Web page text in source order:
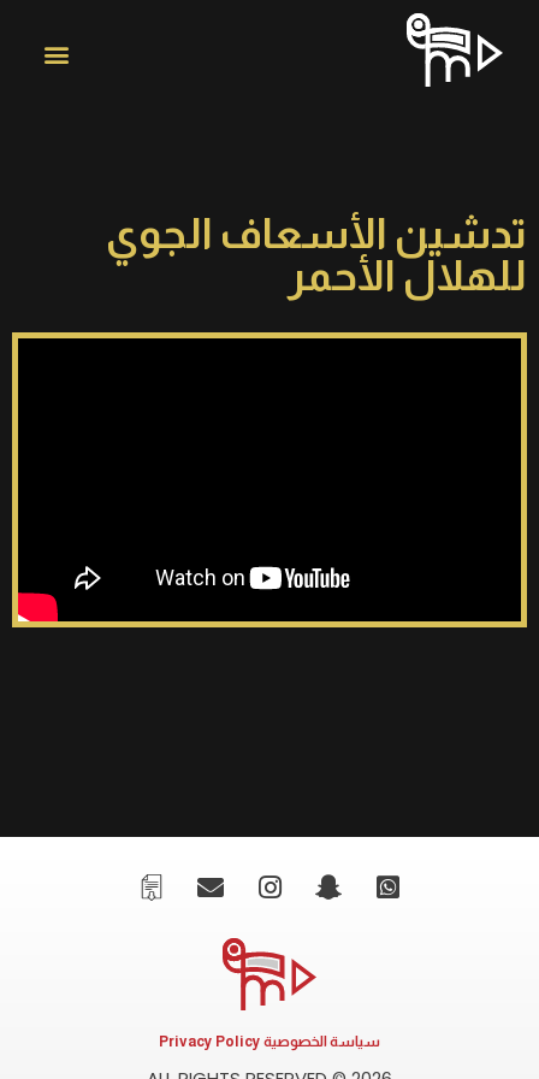
تدشين الأسعاف الجوي
للهلال الأحمر
سياسة الخصوصية Privacy Policy